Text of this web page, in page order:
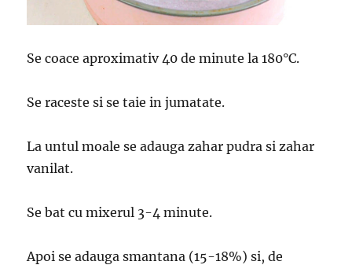
Se coace aproximativ 40 de minute la 180°C.
Se raceste si se taie in jumatate.
La untul moale se adauga zahar pudra si zahar
vanilat.
Se bat cu mixerul 3-4 minute.
Apoi se adauga smantana (15-18%) si, de